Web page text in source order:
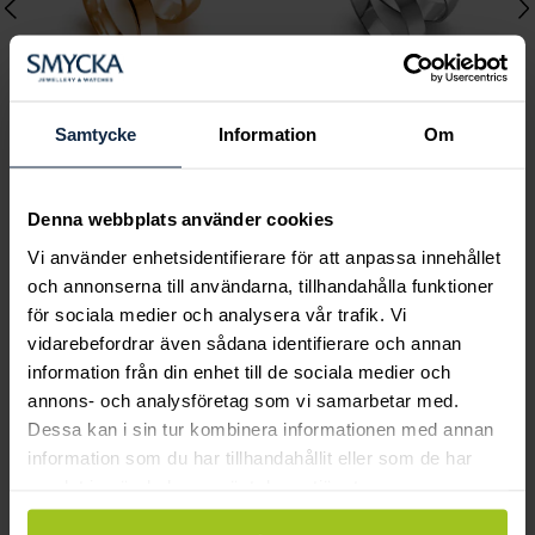
Samtycke Information Om
Denna webbplats använder cookies
Vi använder enhetsidentifierare för att anpassa innehållet
och annonserna till användarna, tillhandahålla funktioner
för sociala medier och analysera vår trafik. Vi
vidarebefordrar även sådana identifierare och annan
information från din enhet till de sociala medier och
annons- och analysföretag som vi samarbetar med.
Dessa kan i sin tur kombinera informationen med annan
information som du har tillhandahållit eller som de har
C21500-4,5K rödguld
Pris
16 560 kr
16 560 kr
C30900-3,5R vitguld
Pris
:8 580 kr
8 580 kr
Andra köpte också